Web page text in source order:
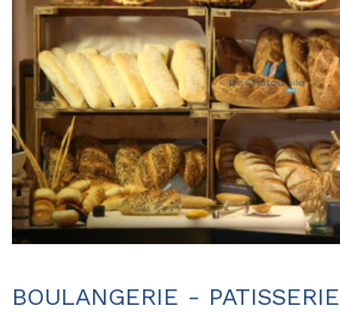
BOULANGERIE - PATISSERIE